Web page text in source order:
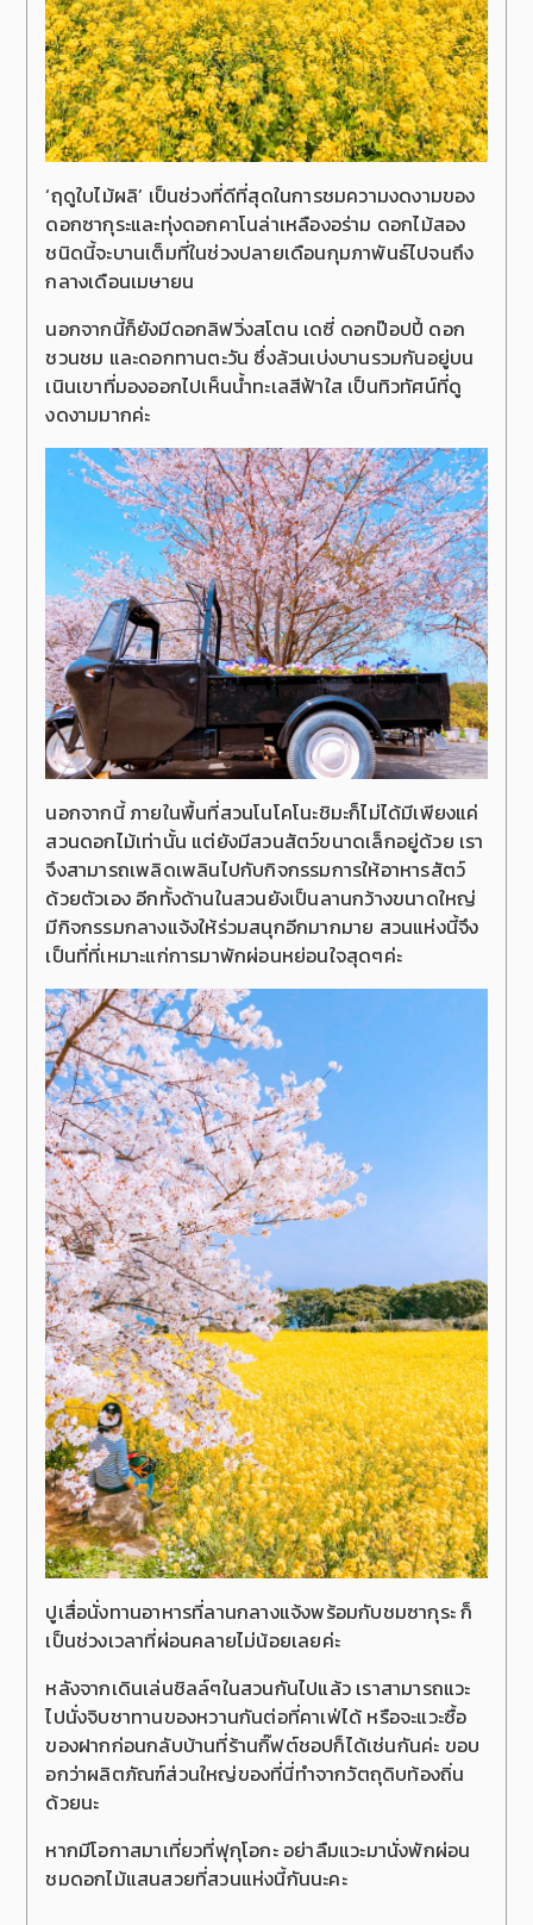
‘ฤดูใบไม้ผลิ’ เป็นช่วงที่ดีที่สุดในการชมความงดงามของ
ดอกซากุระและทุ่งดอกคาโนล่าเหลืองอร่าม ดอกไม้สอง
ชนิดนี้จะบานเต็มที่ในช่วงปลายเดือนกุมภาพันธ์ไปจนถึง
กลางเดือนเมษายน
นอกจากนี้ก็ยังมีดอกลิฟวิ่งสโตน เดซี่ ดอกป๊อปปี้ ดอก
ชวนชม และดอกทานตะวัน ซึ่งล้วนเบ่งบานรวมกันอยู่บน
เนินเขาที่มองออกไปเห็นน้ำทะเลสีฟ้าใส เป็นทิวทัศน์ที่ดู
งดงามมากค่ะ
นอกจากนี้ ภายในพื้นที่สวนโนโคโนะชิมะก็ไม่ได้มีเพียงแค่
สวนดอกไม้เท่านั้น แต่ยังมีสวนสัตว์ขนาดเล็กอยู่ด้วย เรา
จึงสามารถเพลิดเพลินไปกับกิจกรรมการให้อาหารสัตว์
ด้วยตัวเอง อีกทั้งด้านในสวนยังเป็นลานกว้างขนาดใหญ่
มีกิจกรรมกลางแจ้งให้ร่วมสนุกอีกมากมาย สวนแห่งนี้จึง
เป็นที่ที่เหมาะแก่การมาพักผ่อนหย่อนใจสุดๆค่ะ
ปูเสื่อนั่งทานอาหารที่ลานกลางแจ้งพร้อมกับชมซากุระ ก็
เป็นช่วงเวลาที่ผ่อนคลายไม่น้อยเลยค่ะ
หลังจากเดินเล่นชิลล์ๆในสวนกันไปแล้ว เราสามารถแวะ
ไปนั่งจิบชาทานของหวานกันต่อที่คาเฟ่ได้ หรือจะแวะซื้อ
ของฝากก่อนกลับบ้านที่ร้านกิ๊ฟต์ชอปก็ได้เช่นกันค่ะ ขอบ
อกว่าผลิตภัณฑ์ส่วนใหญ่ของที่นี่ทำจากวัตถุดิบท้องถิ่น
ด้วยนะ
หากมีโอกาสมาเที่ยวที่ฟุกุโอกะ อย่าลืมแวะมานั่งพักผ่อน
ชมดอกไม้แสนสวยที่สวนแห่งนี้กันนะคะ